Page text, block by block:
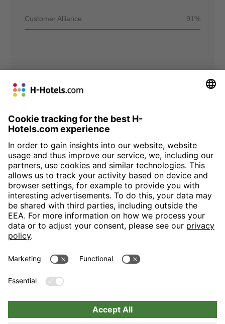
Customer Alliance 91%
H-Hotels.com is the sponser for the following football club
Follow H-Hotels.com for news and information on the following